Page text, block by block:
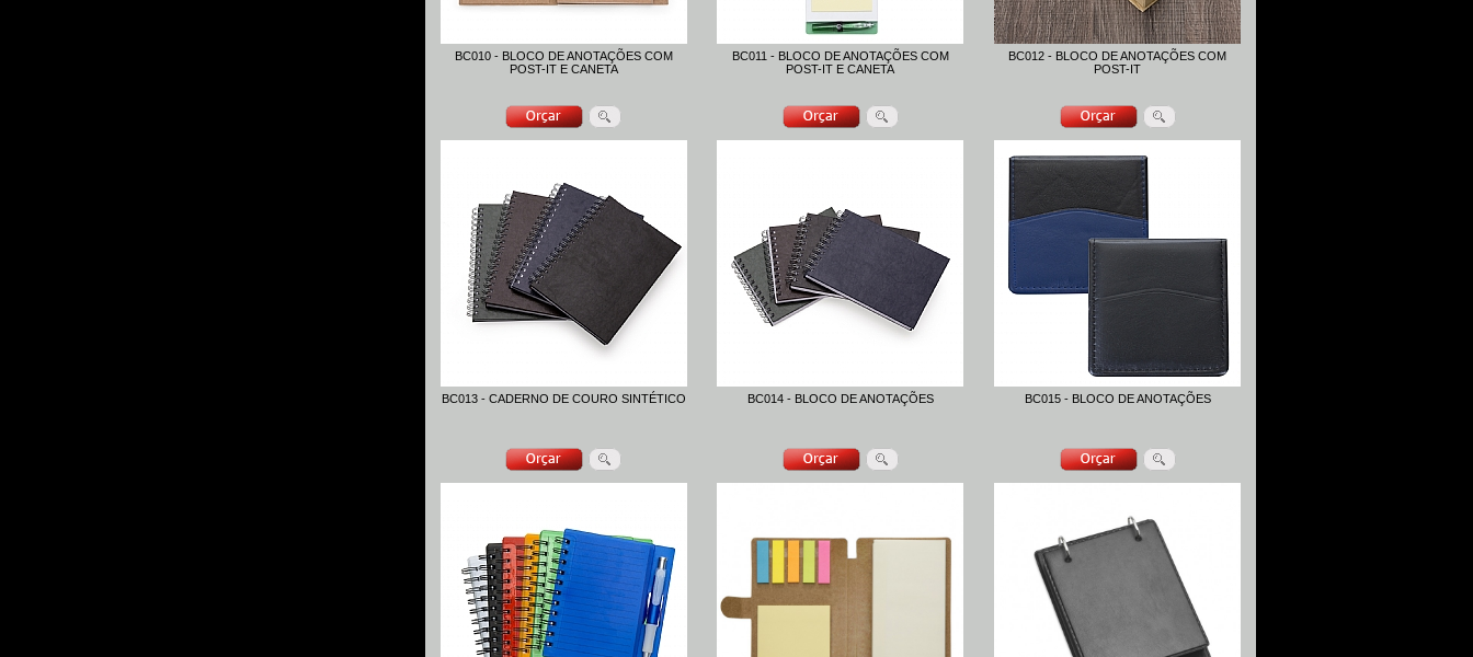
BC010 - BLOCO DE ANOTAÇÕES COM
POST-IT E CANETA
BC011 - BLOCO DE ANOTAÇÕES COM
POST-IT E CANETA
BC012 - BLOCO DE ANOTAÇÕES COM
POST-IT
BC013 - CADERNO DE COURO SINTÉTICO BC014 - BLOCO DE ANOTAÇÕES BC015 - BLOCO DE ANOTAÇÕES